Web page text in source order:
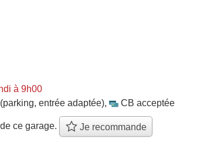
à 9h00
(parking, entrée adaptée), CB acceptée
ce garage. Je recommande